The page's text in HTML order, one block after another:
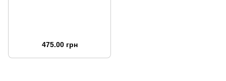
475.00 грн